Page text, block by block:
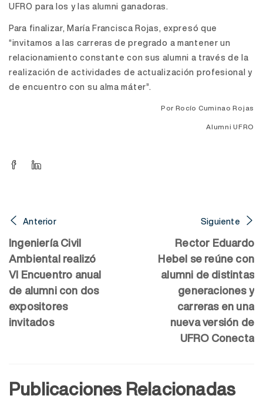
UFRO para los y las alumni ganadoras.
Para finalizar, María Francisca Rojas, expresó que
“invitamos a las carreras de pregrado a mantener un
relacionamiento constante con sus alumni a través de la
realización de actividades de actualización profesional y
de encuentro con su alma máter”.
Por Rocío Cuminao Rojas
Alumni UFRO
Anterior
Ingeniería Civil
Ambiental realizó
VI Encuentro anual
de alumni con dos
expositores
invitados
Siguiente
Rector Eduardo
Hebel se reúne con
alumni de distintas
generaciones y
carreras en una
nueva versión de
UFRO Conecta
Publicaciones Relacionadas